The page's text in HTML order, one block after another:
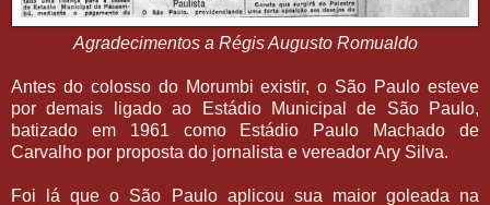
Agradecimentos a Régis Augusto Romualdo
Antes do colosso do Morumbi existir, o São Paulo esteve
por demais ligado ao Estádio Municipal de São Paulo,
batizado em 1961 como Estádio Paulo Machado de
Carvalho por proposta do jornalista e vereador Ary Silva.
Foi lá que o São Paulo aplicou sua maior goleada na